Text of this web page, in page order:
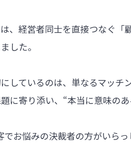
、経営者同士を直接つなぐ「
した。
しているのは、単なるマッチ
に寄り添い、“本当に意味の
お悩みの決裁者の方がいらっ